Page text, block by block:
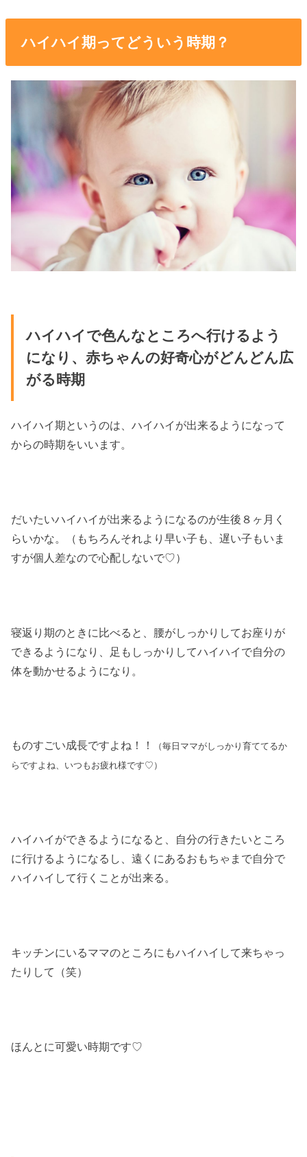
ハイハイ期ってどういう時期？
ハイハイで色んなところへ行けるよう
になり、赤ちゃんの好奇心がどんどん広
がる時期
ハイハイ期というのは、ハイハイが出来るようになって
からの時期をいいます。
だいたいハイハイが出来るようになるのが生後８ヶ月く
らいかな。（もちろんそれより早い子も、遅い子もいま
すが個人差なので心配しないで♡）
寝返り期のときに比べると、腰がしっかりしてお座りが
できるようになり、足もしっかりしてハイハイで自分の
体を動かせるようになり。
ものすごい成長ですよね！！
（毎日ママがしっかり育ててるか
らですよね、いつもお疲れ様です♡）
ハイハイができるようになると、自分の行きたいところ
に行けるようになるし、遠くにあるおもちゃまで自分で
ハイハイして行くことが出来る。
キッチンにいるママのところにもハイハイして来ちゃっ
たりして（笑）
ほんとに可愛い時期です♡